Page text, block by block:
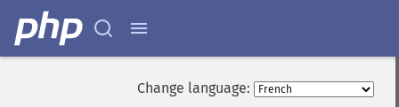
Change language: